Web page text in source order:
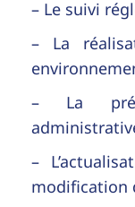
– Le suivi
– La
– La
–
modification